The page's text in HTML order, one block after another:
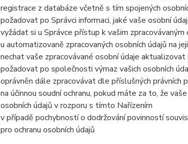
registrace z databáze včetně s tím spojených
požadovat po Správci informaci, jaké vaše osobní
vyžádat si u Správce přístup k vašim
u automatizovaně zpracovaných osobních údajů na
nechat vaše zpracovávané osobní údaje
požadovat po společnosti výmaz vašich osobních
oprávněn dále zpracovávat dle příslušných právních
na účinnou soudní ochranu, pokud máte za to, že
osobních údajů v rozporu s tímto Nařízením
v případě pochybností o dodržování povinností
pro ochranu osobních údajů